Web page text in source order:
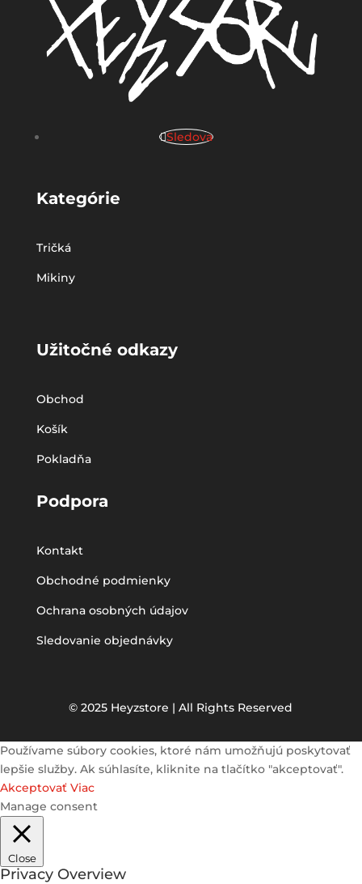
Sledova
Kategórie
Tričká
Mikiny
Užitočné odkazy
Obchod
Košík
Pokladňa
Podpora
Kontakt
Obchodné podmienky
Ochrana osobných údajov
Sledovanie objednávky
© 2025 Heyzstore | All Rights Reserved
Používame súbory cookies, ktoré nám umožňujú poskytovať
lepšie služby. Ak súhlasíte, kliknite na tlačítko "akceptovať".
Akceptovať Viac
Manage consent
Close
Privacy Overview